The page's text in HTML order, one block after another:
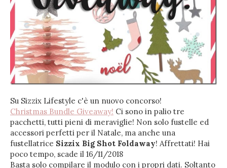
Su Sizzix Lifestyle c'è un nuovo concorso!
Christmas Bundle Giveaway! Ci sono in palio tre
pacchetti, tutti pieni di meraviglie! Non solo fustelle ed
accessori perfetti per il Natale, ma anche una
fustellatrice Sizzix Big Shot Foldaway! Affrettati! Hai
poco tempo, scade il 16/11/2018
Basta solo compilare il modulo con i propri dati. Soltanto